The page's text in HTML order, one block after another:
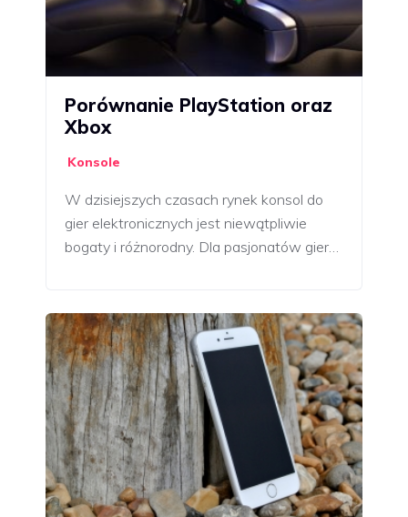
Porównanie PlayStation oraz
Xbox
Konsole
W dzisiejszych czasach rynek konsol do
gier elektronicznych jest niewątpliwie
bogaty i różnorodny. Dla pasjonatów gier…